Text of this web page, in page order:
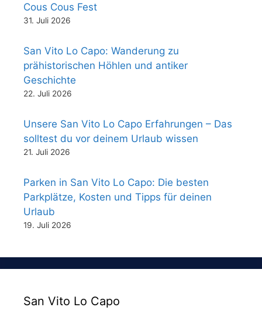
Cous Cous Fest
31. Juli 2026
San Vito Lo Capo: Wanderung zu
prähistorischen Höhlen und antiker
Geschichte
22. Juli 2026
Unsere San Vito Lo Capo Erfahrungen – Das
solltest du vor deinem Urlaub wissen
21. Juli 2026
Parken in San Vito Lo Capo: Die besten
Parkplätze, Kosten und Tipps für deinen
Urlaub
19. Juli 2026
San Vito Lo Capo